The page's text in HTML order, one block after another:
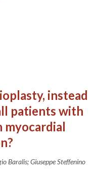
instead
patients with
myocardial
Baralis; Giuseppe Steffenino